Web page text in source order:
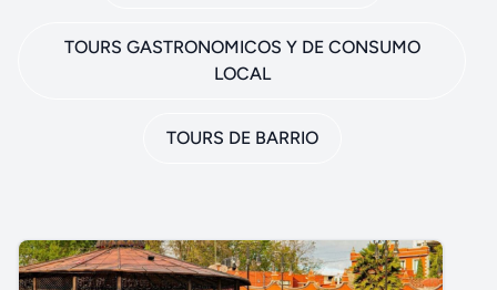
TOURS GASTRONOMICOS Y DE CONSUMO
LOCAL
TOURS DE BARRIO